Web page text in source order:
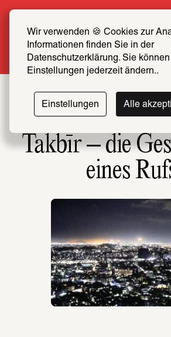
Wir verwenden 🍪 Cookies zur
Informationen finden Sie in der
Datenschutzerklärung. Sie können
Einstellungen jederzeit ändern..
Einstellungen Alle
SCHIRN FREUND*IN
Mehr erfahren
Takbīr – die
eines